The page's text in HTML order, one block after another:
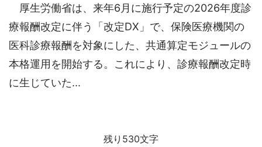
厚生労働省は、来年6月に施行予定の2026年度診
療報酬改定に伴う「改定DX」で、保険医療機関の
医科診療報酬を対象にした、共通算定モジュールの
本格運用を開始する。これにより、診療報酬改定時
に生じていた...
残り530文字